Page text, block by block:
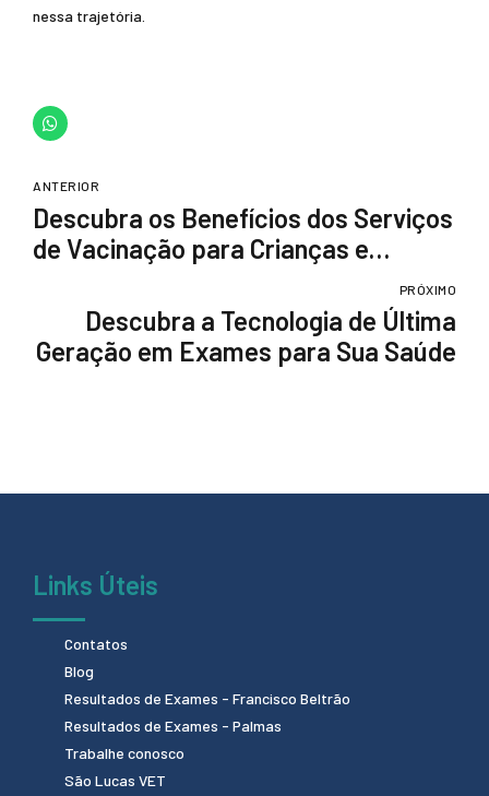
nessa trajetória.
ANTERIOR
Descubra os Benefícios dos Serviços
de Vacinação para Crianças e
PRÓXIMO
Descubra a Tecnologia de Última
Geração em Exames para Sua Saúde
Links Úteis
Contatos
Blog
Resultados de Exames - Francisco Beltrão
Resultados de Exames - Palmas
Trabalhe conosco
São Lucas VET